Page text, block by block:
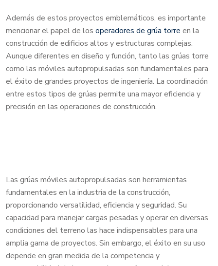
Además de estos proyectos emblemáticos, es importante
mencionar el papel de los operadores de grúa torre en la
construcción de edificios altos y estructuras complejas.
Aunque diferentes en diseño y función, tanto las grúas torre
como las móviles autopropulsadas son fundamentales para
el éxito de grandes proyectos de ingeniería. La coordinación
entre estos tipos de grúas permite una mayor eficiencia y
precisión en las operaciones de construcción.
Las grúas móviles autopropulsadas son herramientas
fundamentales en la industria de la construcción,
proporcionando versatilidad, eficiencia y seguridad. Su
capacidad para manejar cargas pesadas y operar en diversas
condiciones del terreno las hace indispensables para una
amplia gama de proyectos. Sin embargo, el éxito en su uso
depende en gran medida de la competencia y